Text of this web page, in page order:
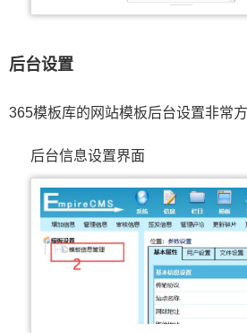
后台设置
365模板库的网站模板后台设置非常方
后台信息设置界面